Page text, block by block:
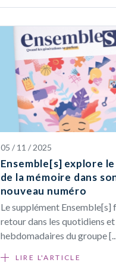
05 / 11 / 2025
Ensemble[s] explore
de la mémoire dans
nouveau numéro
Le supplément Ensemble[s]
retour dans les quotidiens et
hebdomadaires du groupe
LIRE L'ARTICLE